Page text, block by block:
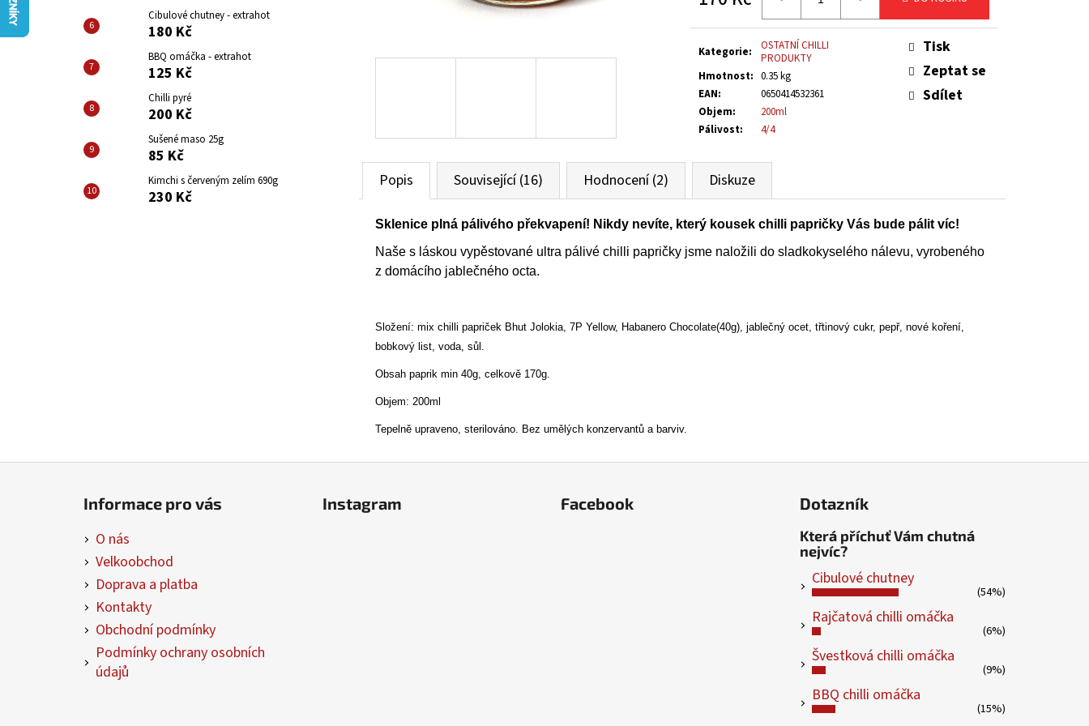
Cibulové chutney - extrahot
180 Kč
BBQ omáčka - extrahot
125 Kč
Chilli pyré
200 Kč
Sušené maso 25g
85 Kč
Kimchi s červeným zelím 690g
230 Kč
Kategorie:
OSTATNÍ CHILLI
PRODUKTY
Hmotnost: 0.35 kg
EAN:
0650414532361
Objem:
200ml
Pálivost: 4/4
Tisk
Zeptat se
Sdílet
Popis Související (16) Hodnocení (2) Diskuze
Sklenice plná pálivého překvapení! Nikdy nevíte, který kousek chilli papričky Vás bude pálit víc!
Naše s láskou vypěstované ultra pálivé chilli papričky jsme naložili do sladkokyselého nálevu, vyrobeného
z domácího jablečného octa.
Složení: mix chilli papriček Bhut Jolokia, 7P Yellow, Habanero Chocolate(40g), jablečný ocet, třtinový cukr, pepř, nové koření,
bobkový list, voda, sůl.
Obsah paprik min 40g, celkově 170g.
Objem: 200ml
Tepelně upraveno, sterilováno. Bez umělých konzervantů a barviv.
CIBULOVÉ CHUTNEY - HOT
180 Kč
ŠVESTKOVÁ CHILLI OMÁČKA - HOT
Informace pro vás
O nás
Velkoobchod
Doprava a platba
Kontakty
Obchodní podmínky
Podmínky ochrany osobních
údajů
Instagram Facebook Dotazník
Která příchuť Vám chutná
nejvíc?
Cibulové chutney
(54%)
Rajčatová chilli omáčka
(6%)
Švestková chilli omáčka
(9%)
BBQ chilli omáčka
(15%)